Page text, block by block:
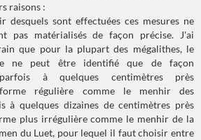
raisons :
desquels sont effectuées ces mesures ne
pas matérialisés de façon précise. J'ai
que pour la plupart des mégalithes, le
ne peut être identifié que de façon
à quelques centimètres près
régulière comme le menhir des
à quelques dizaines de centimètres près
plus irrégulière comme le menhir de la
du Luet, pour lequel il faut choisir entre